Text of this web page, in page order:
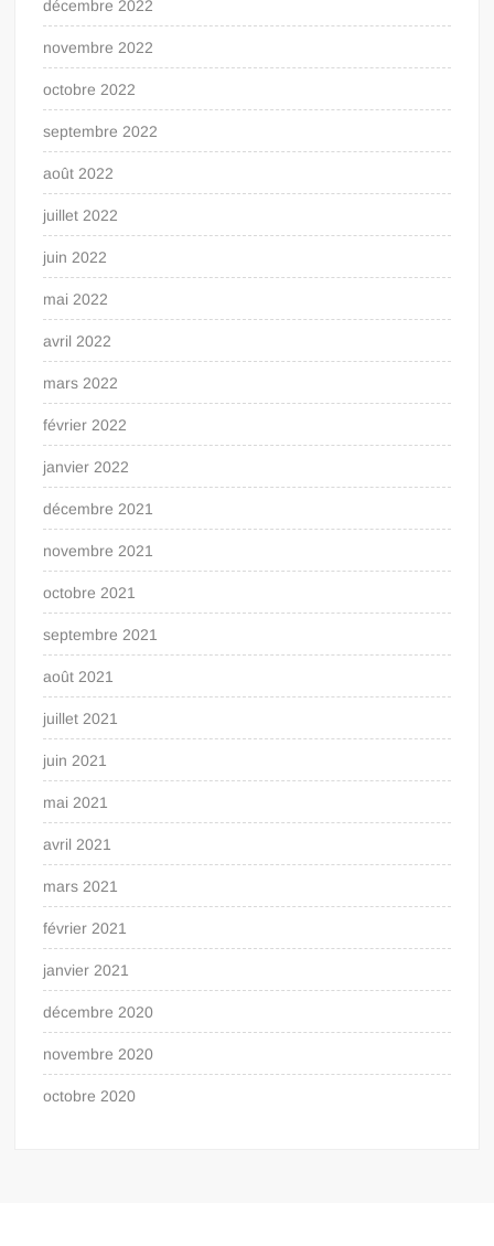
décembre 2022
novembre 2022
octobre 2022
septembre 2022
août 2022
juillet 2022
juin 2022
mai 2022
avril 2022
mars 2022
février 2022
janvier 2022
décembre 2021
novembre 2021
octobre 2021
septembre 2021
août 2021
juillet 2021
juin 2021
mai 2021
avril 2021
mars 2021
février 2021
janvier 2021
décembre 2020
novembre 2020
octobre 2020